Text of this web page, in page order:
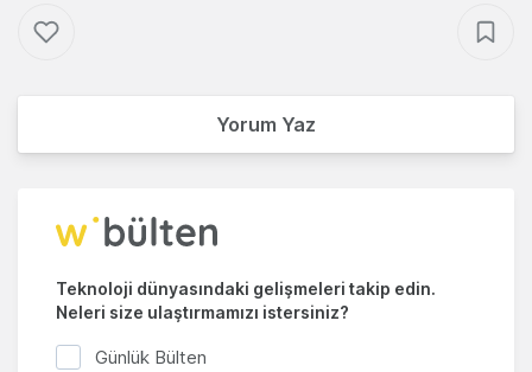
Yorum Yaz
Teknoloji dünyasındaki gelişmeleri takip edin.
Neleri size ulaştırmamızı istersiniz?
Günlük Bülten